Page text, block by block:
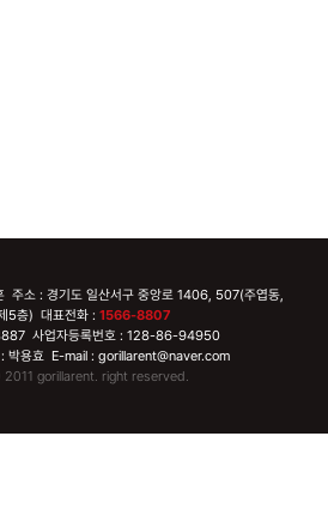
주소 : 경기도 일산서구 중앙로 1406, 507(주엽동,
5층) 대표전화 : 1566-8807
사업자등록번호 : 128-86-94950
: 박용효 E-mail : gorillarent@naver.com
gorillarent. right reserved.